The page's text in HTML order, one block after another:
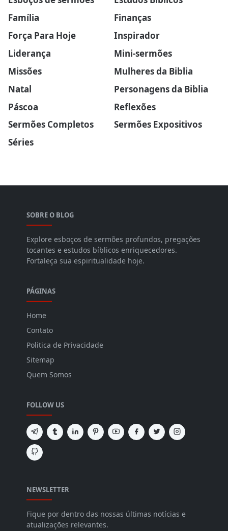
Família
Finanças
Força Para Hoje
Inspirador
Liderança
Mini-sermões
Missões
Mulheres da Biblia
Natal
Personagens da Biblia
Páscoa
Reflexões
Sermões Completos
Sermões Expositivos
Séries
SOBRE O BLOG
Explore esboços de sermões profundos, pregações
tocantes e estudos bíblicos enriquecedores.
Fortaleça sua espiritualidade hoje.
PÁGINAS
Home
Contato
Politica de Privacidade
Sitemap
Quem Somos
FOLLOW US
NEWSLETTER
Fique por dentro das nossas últimas notícias e
atualizações relevantes.